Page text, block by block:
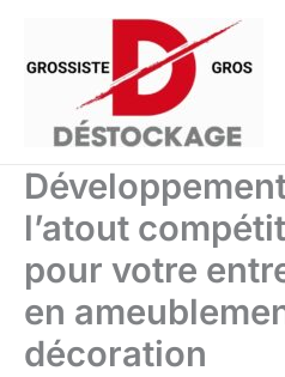
contenu
l’atout
pour votre
en
décoration